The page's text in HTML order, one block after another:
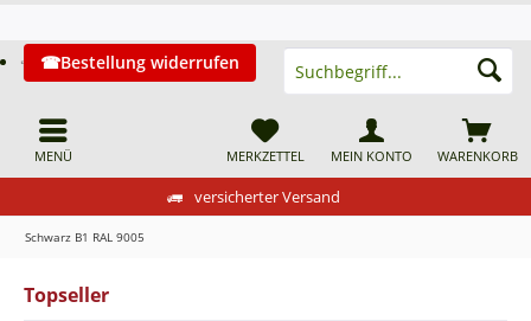
versicherter Versand
MENÜ
Bestellung widerrufen
WARENKORB
MERKZETTEL MEIN KONTO
Schwarz B1 RAL 9005
Topseller